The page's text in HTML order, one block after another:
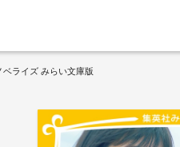
ライズ みらい文庫版